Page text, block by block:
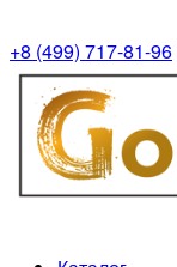
+8 (499) 717-81-96